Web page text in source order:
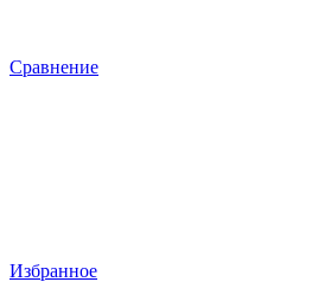
Сравнение
Избранное